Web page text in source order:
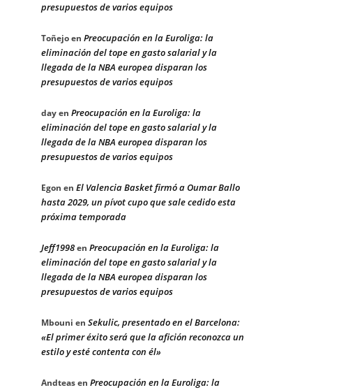
presupuestos de varios equipos
Toñejoen Preocupación en la Euroliga: la
eliminación del tope en gasto salarial y la
llegada de la NBA europea disparan los
presupuestos de varios equipos
dayen Preocupación en la Euroliga: la
eliminación del tope en gasto salarial y la
llegada de la NBA europea disparan los
presupuestos de varios equipos
Egon en El Valencia Basket firmó a Oumar Ballo
hasta 2029, un pívot cupo que sale cedido esta
próxima temporada
Jeff1998en Preocupación en la Euroliga: la
eliminación del tope en gasto salarial y la
llegada de la NBA europea disparan los
presupuestos de varios equipos
Mbouni en Sekulic, presentado en el Barcelona:
«El primer éxito será que la afición reconozca un
estilo y esté contenta con él»
Andteasen Preocupación en la Euroliga: la